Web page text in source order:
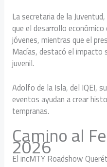
La secretaria de la
que el desarrollo
jóvenes, mientras que el
Macías, destacó el impacto
juvenil.
Adolfo de la Isla, del IQEI,
eventos ayudan a crear
tempranas.
Camino al
2026
El incMTY Roadshow